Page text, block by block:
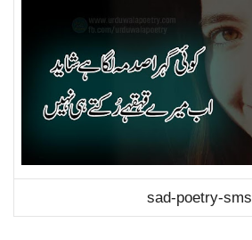
sad-poetry-sms